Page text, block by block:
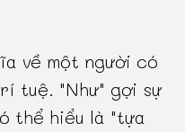
về một người có
tuệ. "Như" gợi sự
thể hiểu là "tựa